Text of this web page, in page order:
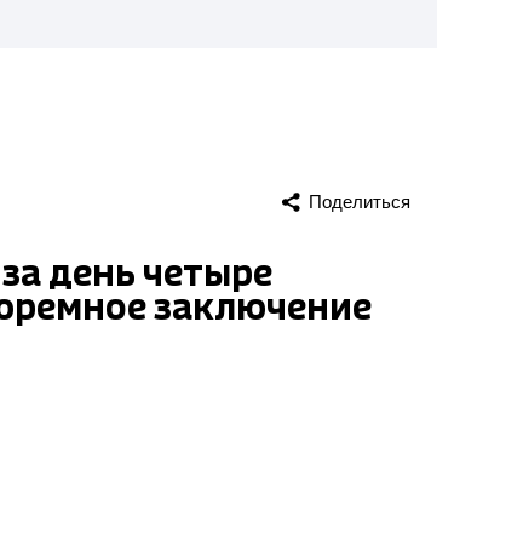
Поделиться
день четыре
заключение